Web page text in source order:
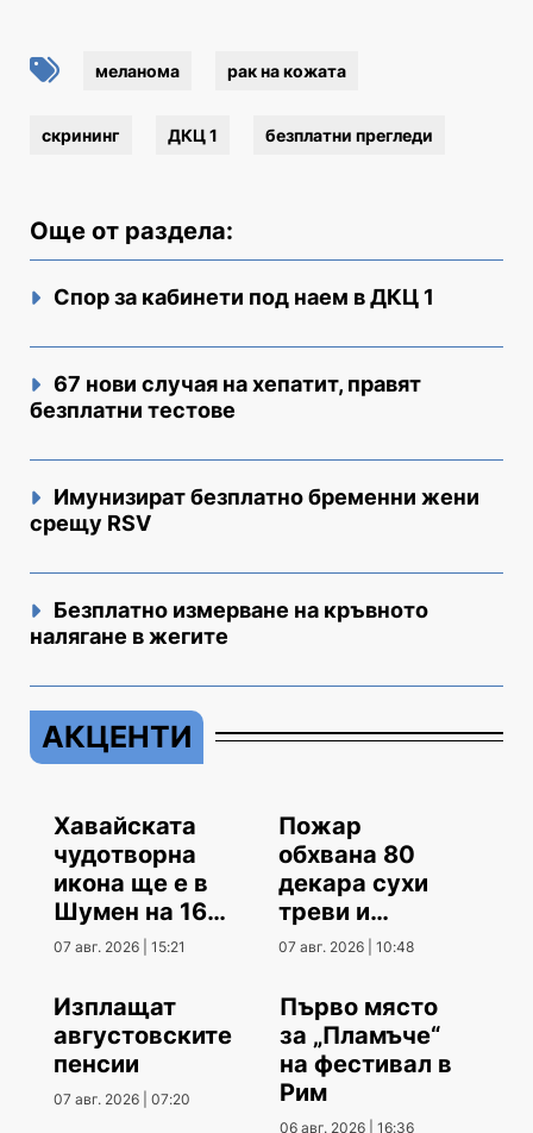
меланома рак на кожата
скрининг ДКЦ 1 безплатни прегледи
Още от раздела:
Спор за кабинети под наем в ДКЦ 1
67 нови случая на хепатит, правят
безплатни тестове
Имунизират безплатно бременни жени
срещу RSV
Безплатно измерване на кръвното
налягане в жегите
АКЦЕНТИ
Хавайската
чудотворна
икона ще е в
Шумен на 16
август
07 авг. 2026 | 15:21
Пожар
обхвана 80
декара сухи
треви и
храсти
07 авг. 2026 | 10:48
Изплащат
августовските
пенсии
07 авг. 2026 | 07:20
Първо място
за „Пламъче“
на фестивал в
Рим
06 авг. 2026 | 16:36